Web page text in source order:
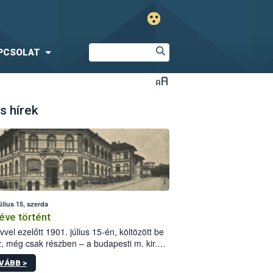
hírek
15, szerda
történt
ezelőtt 1901. július 15-én, költözött be
még csak részben – a budapesti m. kir.
állomás a Kis Rókus utca
alatti, Czigler Győző által tervezett új
>